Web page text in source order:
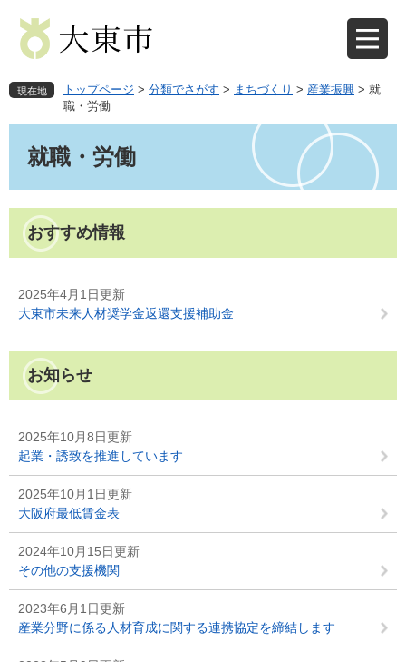
先
で
を
ば
現在地 トップページ > 分類でさがす > まちづくり > 産業振興 > 就
職・労働
就職・労働
おすすめ情報
2025年4月1日更新
大東市未来人材奨学金返還支援補助金
お知らせ
2025年10月8日更新
起業・誘致を推進しています
2025年10月1日更新
大阪府最低賃金表
2024年10月15日更新
その他の支援機関
2023年6月1日更新
産業分野に係る人材育成に関する連携協定を締結します